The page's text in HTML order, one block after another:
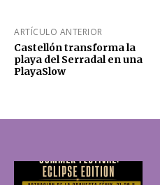
ARTÍCULO ANTERIOR
Castellón transforma la
playa del Serradal en una
PlayaSlow